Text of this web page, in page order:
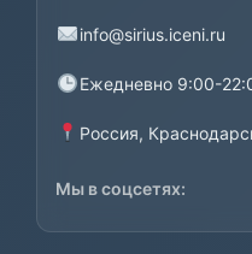
info@sirius.iceni.ru
Ежедневно 9:00-
Россия,
Мы в соцсетях: